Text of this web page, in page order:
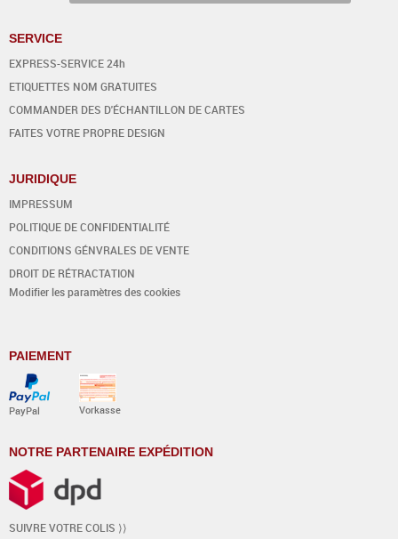
SERVICE
EXPRESS-SERVICE 24h
ETIQUETTES NOM GRATUITES
COMMANDER DES D'ÉCHANTILLON DE CARTES
FAITES VOTRE PROPRE DESIGN
JURIDIQUE
IMPRESSUM
POLITIQUE DE CONFIDENTIALITÉ
CONDITIONS GÉNVRALES DE VENTE
DROIT DE RÉTRACTATION
Modifier les paramètres des cookies
PAIEMENT
PayPal Vorkasse
NOTRE PARTENAIRE EXPÉDITION
SUIVRE VOTRE COLIS ⟩⟩